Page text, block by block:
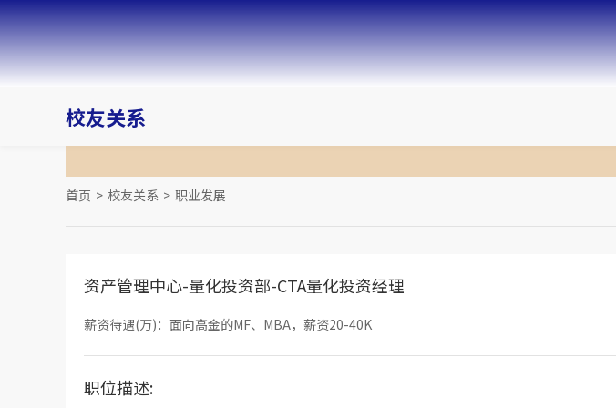
校友关系
首页 > 校友关系 > 职业发展
资产管理中心-量化投资部-CTA量化投资经理
薪资待遇(万)：面向高金的MF、MBA，薪资20-40K
职位描述: